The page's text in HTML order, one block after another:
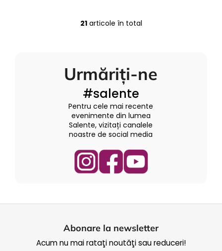
C
r
o
l
u
l
l
i
s
t
ă
l
21articole în total
Urmăriți-ne
#salente
Pentru cele mai recente
evenimente din lumea
Salente, vizitați canalele
noastre de social media
Abonare la newsletter
Acum nu mai rataţi noutăţi sau reduceri!